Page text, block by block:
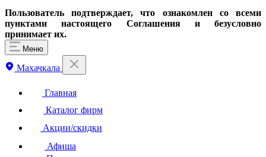
Пользователь подтверждает, что ознакомлен со всеми
пунктами настоящего Соглашения и безусловно
принимает их.
Меню
Махачкала
Главная
Каталог фирм
Акции/скидки
Афиша